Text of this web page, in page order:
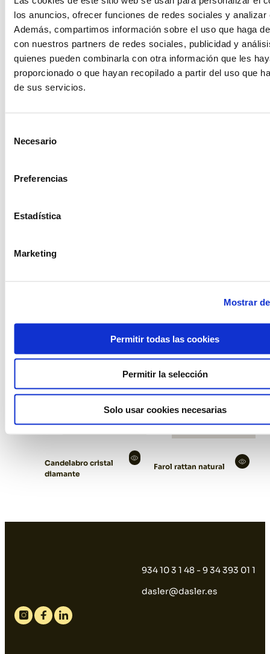
los anuncios, ofrecer funciones de redes sociales y analizar
Además, compartimos información sobre el uso que haga
con nuestros partners de redes sociales, publicidad y
quienes pueden combinarla con otra información que les
proporcionado o que hayan recopilado a partir del uso que
de sus servicios.
Necesario
Preferencias
Estadística
Marketing
Mostrar
Permitir todas las cookies
Permitir la selección
Solo usar cookies necesarias
Productos relacionados
Candelabro slim
negro
Candelabro cristal
diamante
Farol rattan natural
934 10 3 1 48 - 9 34 393 01 1
dasler@dasler.es
Instagram
FacebookLinkedin